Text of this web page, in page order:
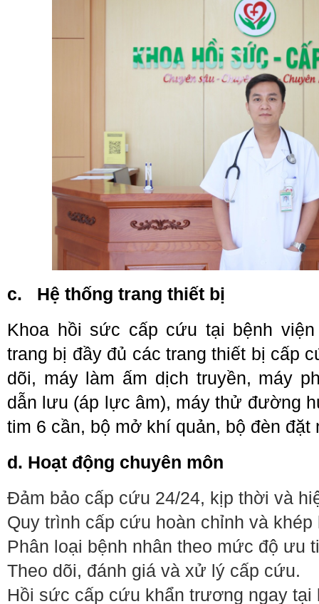
c.
Hệ thống trang thiết bị
Khoa hồi sức cấp cứu tại bệnh
trang bị đầy đủ các trang thiết bị cấp
dõi, máy làm ấm dịch truyền, máy
dẫn lưu (áp lực âm), máy thử đường
tim 6 cần, bộ mở khí quản, bộ đèn
d. Hoạt động chuyên môn
Đảm bảo cấp cứu 24/24, kịp thời và
Quy trình cấp cứu hoàn chỉnh và khép
Phân loại bệnh nhân theo mức độ ưu
Theo dõi, đánh giá và xử lý cấp cứu.
Hồi sức cấp cứu khẩn trương ngay tại